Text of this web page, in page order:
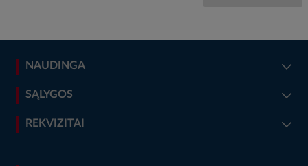
NAUDINGA
SĄLYGOS
REKVIZITAI